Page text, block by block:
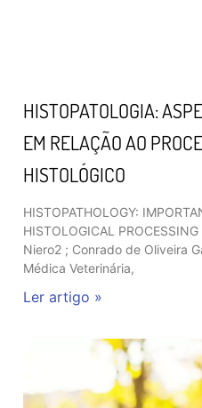
HISTOPATOLOGIA:
EM RELAÇÃO AO
HISTOLÓGICO
HISTOPATHOLOGY:
HISTOLOGICAL
Niero2 ; Conrado de Oliveira
Médica Veterinária,
Ler artigo »